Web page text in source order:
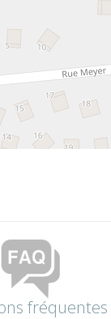
fréquentes